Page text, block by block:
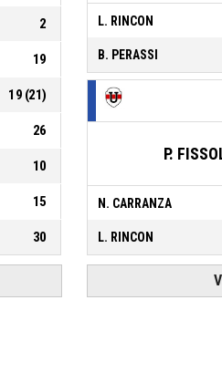
2
19
19 (21)
26
10
15
30
L. RINCON
B. PERASSI
P.
N. CARRANZA
L. RINCON